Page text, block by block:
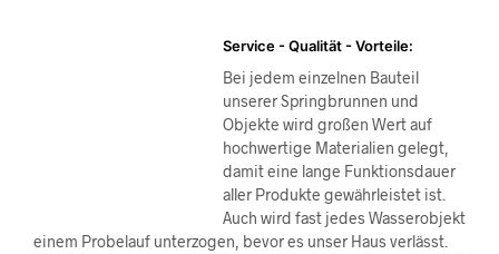
Service - Qualität - Vorteile:
Bei jedem einzelnen Bauteil
unserer Springbrunnen und
Objekte wird großen Wert auf
hochwertige Materialien gelegt,
damit eine lange Funktionsdauer
aller Produkte gewährleistet ist.
Auch wird fast jedes Wasserobjekt
einem Probelauf unterzogen, bevor es unser Haus verlässt.